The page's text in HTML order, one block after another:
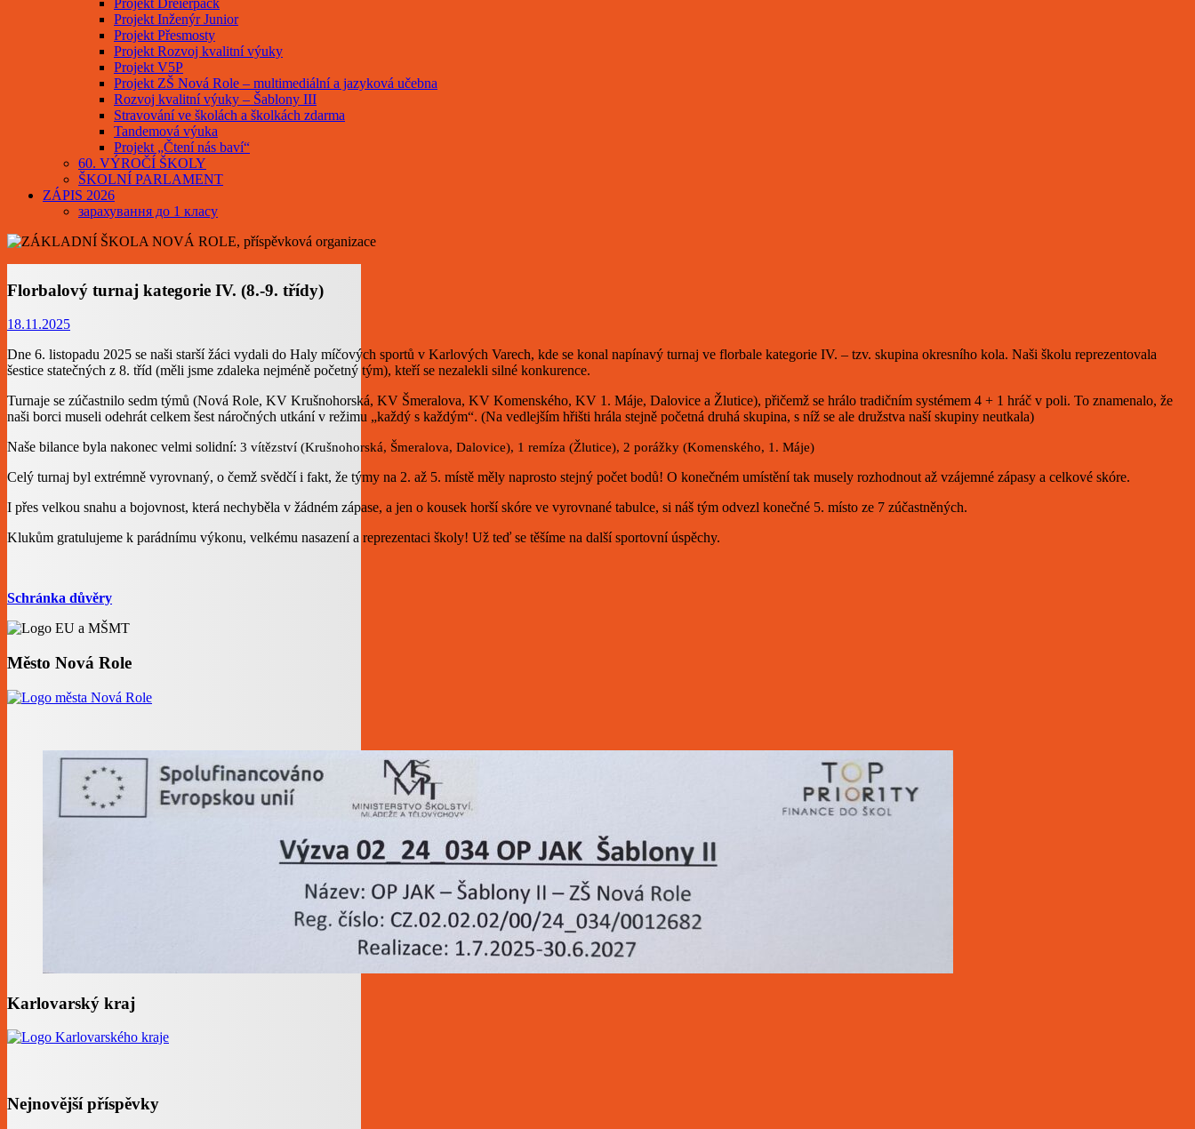
Projekt Dreierpack
Projekt Inženýr Junior
Projekt Přesmosty
Projekt Rozvoj kvalitní výuky
Projekt V5P
Projekt ZŠ Nová Role – multimediální a jazyková učebna
Rozvoj kvalitní výuky – Šablony III
Stravování ve školách a školkách zdarma
Tandemová výuka
Projekt „Čtení nás baví“
60. VÝROČÍ ŠKOLY
ŠKOLNÍ PARLAMENT
ZÁPIS 2026
зарахування до 1 класу
Florbalový turnaj kategorie IV. (8.-9. třídy)
18.11.2025
Dne 6. listopadu 2025 se naši starší žáci vydali do Haly míčových sportů v Karlových Varech, kde se konal napínavý turnaj ve florbale kategorie IV. – tzv. skupina okresního kola. Naši školu reprezentovala
šestice statečných z 8. tříd (měli jsme zdaleka nejméně početný tým), kteří se nezalekli silné konkurence.
Turnaje se zúčastnilo sedm týmů (Nová Role, KV Krušnohorská, KV Šmeralova, KV Komenského, KV 1. Máje, Dalovice a Žlutice), přičemž se hrálo tradičním systémem 4 + 1 hráč v poli. To znamenalo, že
naši borci museli odehrát celkem šest náročných utkání v režimu „každý s každým“. (Na vedlejším hřišti hrála stejně početná druhá skupina, s níž se ale družstva naší skupiny neutkala)
Naše bilance byla nakonec velmi solidní: 3 vítězství (Krušnohorská, Šmeralova, Dalovice), 1 remíza (Žlutice), 2 porážky (Komenského, 1. Máje)
Celý turnaj byl extrémně vyrovnaný, o čemž svědčí i fakt, že týmy na 2. až 5. místě měly naprosto stejný počet bodů! O konečném umístění tak musely rozhodnout až vzájemné zápasy a celkové skóre.
I přes velkou snahu a bojovnost, která nechyběla v žádném zápase, a jen o kousek horší skóre ve vyrovnané tabulce, si náš tým odvezl konečné 5. místo ze 7 zúčastněných.
Klukům gratulujeme k parádnímu výkonu, velkému nasazení a reprezentaci školy! Už teď se těšíme na další sportovní úspěchy.
Schránka důvěry
Město Nová Role
Karlovarský kraj
Nejnovější příspěvky